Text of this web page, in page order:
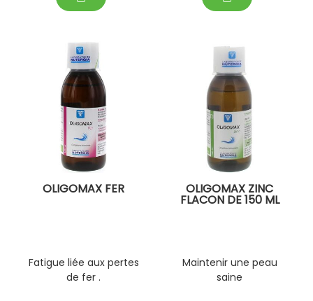
OLIGOMAX FER
Fatigue liée aux pertes
de fer .
OLIGOMAX ZINC
FLACON DE 150 ML
Maintenir une peau
saine